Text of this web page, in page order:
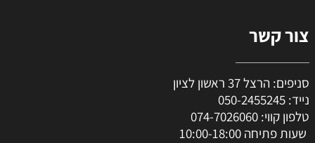
צור קשר
סניפים: הרצל 37 ראשון לציון
נייד: 050-2455245
טלפון קווי: 074-7026060
שעות פתיחה 10:00-18:00